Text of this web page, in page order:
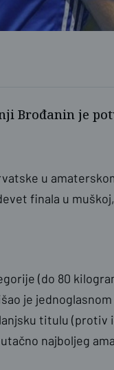
Brođanin je
u
finala u
(do 80
je
titulu (protiv
najboljeg